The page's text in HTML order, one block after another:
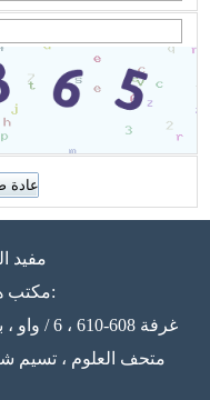
مفيد
مكتب هونج كونج الرئيسي:
متحف العلوم ، تسيم